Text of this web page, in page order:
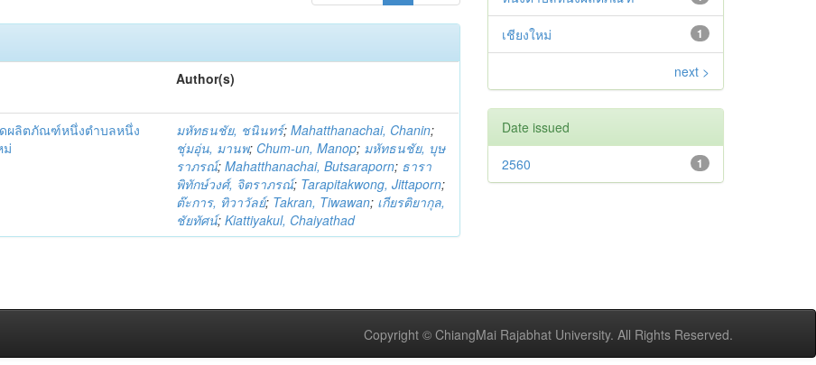
Author(s)
ดผลิตภัณฑ์หนึ่งตำบลหนึ่ง
ม่
มหัทธนชัย, ชนินทร์;Mahatthanachai, Chanin;
ชุ่มอุ่น, มานพ; Chum-un, Manop; มหัทธนชัย, บุษ
ราภรณ์;Mahatthanachai, Butsaraporn; ธารา
พิทักษ์วงศ์, จิตราภรณ์; Tarapitakwong, Jittaporn;
ต๊ะการ, ทิวาวัลย์; Takran, Tiwawan; เกียรติยากุล,
ชัยทัศน์;Kiattiyakul, Chaiyathad
1
เชียงใหม่
next >
Date issued
1
2560
Copyright © ChiangMai Rajabhat University. All Rights Reserved.